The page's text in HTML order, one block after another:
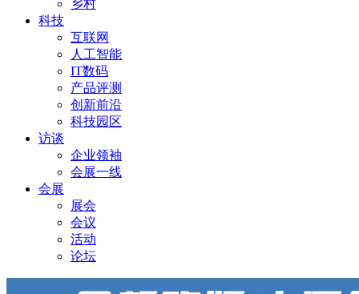
乡村
科技
互联网
人工智能
IT数码
产品评测
创新前沿
科技园区
访谈
企业领袖
会展一线
会展
展会
会议
活动
论坛